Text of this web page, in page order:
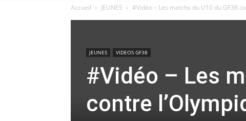
Accueil JEUNES #Vidéo – Les matchs du U10 du GF38
JEUNES VIDEOS GF38
#Vidéo – Les
contre